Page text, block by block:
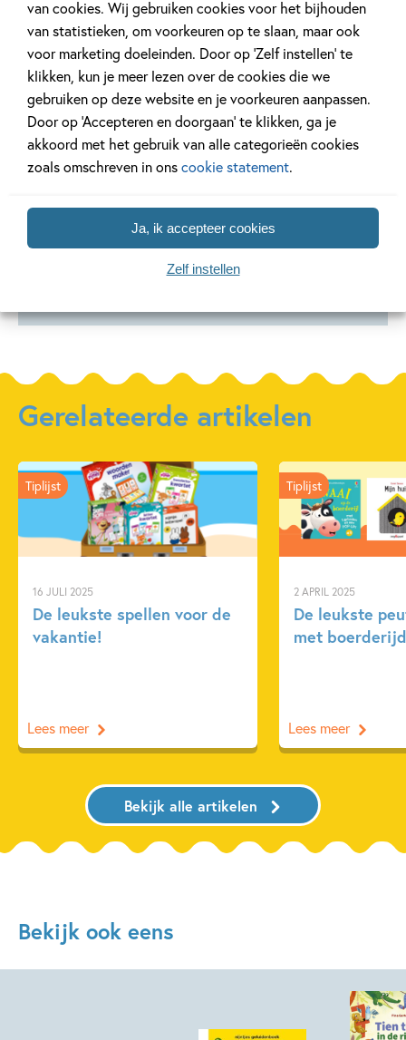
van cookies. Wij gebruiken cookies voor het bijhouden
van statistieken, om voorkeuren op te slaan, maar ook
voor marketing doeleinden. Door op ‘Zelf instellen’ te
klikken, kun je meer lezen over de cookies die we
gebruiken op deze website en je voorkeuren aanpassen.
Door op ‘Accepteren en doorgaan’ te klikken, ga je
akkoord met het gebruik van alle categorieën cookies
zoals omschreven in onscookie statement.
Ja, ik accepteer cookies
Zelf instellen
Deel 2
Vincent 2 –
Colours
7,99
Hardcover
Deel 1
Vincent 1 –
Vincent – First
Words
Vincent van Gogh
6,99
Hardcover
Vincent
6,99
Gerelateerde artikelen
16 JULI 2025
De leukste spellen voor de
vakantie!
Tiplijst
Lees meer
2 APRIL 2025
De leukste
met
Tiplijst
Lees meer
Bekijk alle artikelen
Bekijk ook eens